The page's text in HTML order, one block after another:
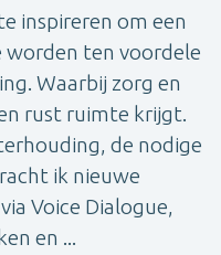
inspireren om een
worden ten voordele
Waarbij zorg en
rust ruimte krijgt.
de nodige
ik nieuwe
Voice Dialogue,
en ...